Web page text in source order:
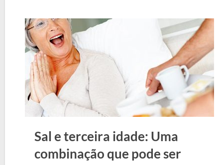
Sal e terceira idade: Uma
combinação que pode ser